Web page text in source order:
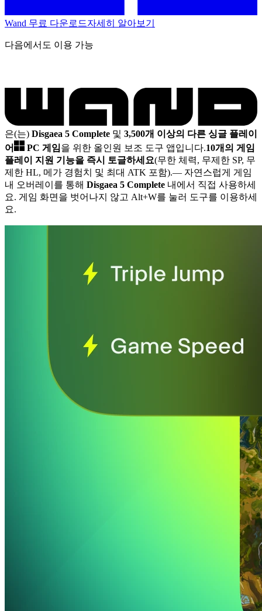
Wand 무료 다운로드자세히 알아보기
다음에서도 이용 가능
은(는) Disgaea 5 Complete 및 3,500개 이상의 다른 싱글 플레이
어
PC 게임을 위한 올인원 보조 도구 앱입니다.10개의 게임
플레이 지원 기능을 즉시 토글하세요(무한 체력, 무제한 SP, 무
제한 HL, 메가 경험치 및 최대 ATK 포함).— 자연스럽게 게임
내 오버레이를 통해 Disgaea 5 Complete 내에서 직접 사용하세
요. 게임 화면을 벗어나지 않고 Alt+W를 눌러 도구를 이용하세
요.